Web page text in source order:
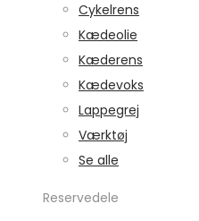
Cykelrens
Kædeolie
Kæderens
Kædevoks
Lappegrej
Værktøj
Se alle
Reservedele